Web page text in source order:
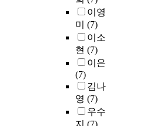
이영
미 (7)
이소
현 (7)
이은
(7)
김나
영 (7)
우수